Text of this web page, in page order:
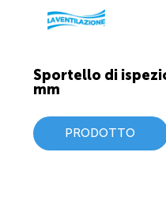
Sportello di
mm
PRODOTTO